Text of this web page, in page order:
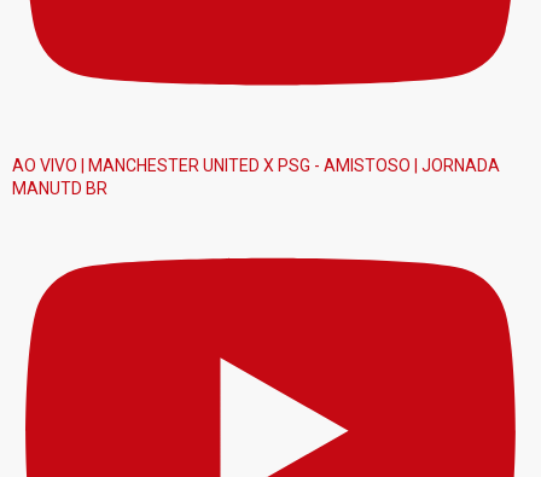
AO VIVO | MANCHESTER UNITED X PSG - AMISTOSO | JORNADA
MANUTD BR